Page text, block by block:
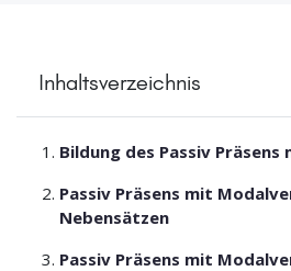
Inhaltsverzeichnis
Bildung des Passiv
Passiv Präsens mit
Nebensätzen
Passiv Präsens mit